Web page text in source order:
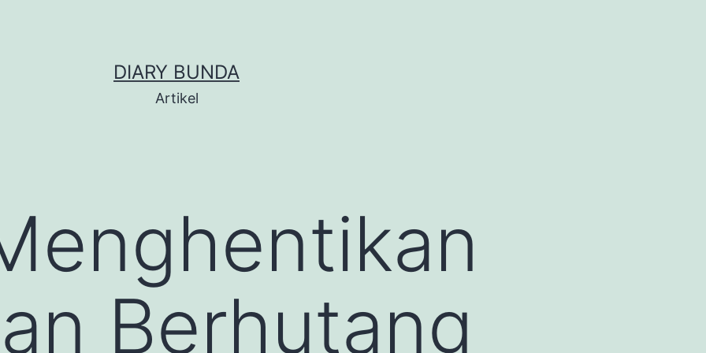
DIARY BUNDA
Artikel
Berhutang